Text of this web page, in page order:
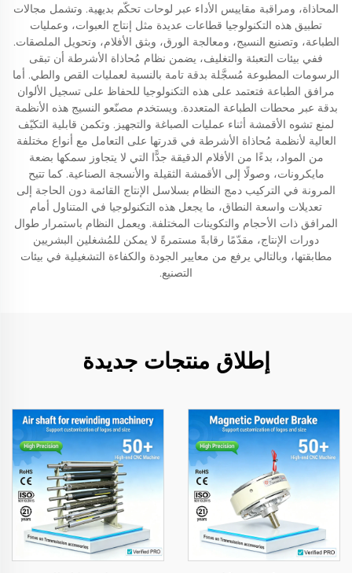
المحاذاة، ومراقبة مقاييس الأداء عبر لوحات تحكّم بديهية. وتشمل مجالات
تطبيق هذه التكنولوجيا قطاعات عديدة مثل إنتاج العبوات، وعمليات
الطباعة، وتصنيع النسيج، ومعالجة الورق، وبثق الأفلام، وتحويل الملصقات.
ففي بيئات التعبئة والتغليف، يضمن نظام مُحاذاة الأشرطة أن تبقى
الرسومات المطبوعة مُسجَّلة بدقة تامة بالنسبة لعمليات القص والطي. أما
مرافق الطباعة فتعتمد على هذه التكنولوجيا للحفاظ على تسجيل الألوان
بدقة عبر محطات الطباعة المتعددة. ويستخدم مصنّعو النسيج هذه الأنظمة
لمنع تشوه الأقمشة أثناء عمليات الصباغة والتجهيز. وتكمن قابلية التكيّف
العالية لأنظمة مُحاذاة الأشرطة في قدرتها على التعامل مع أنواع مختلفة
من المواد، بدءًا من الأفلام الدقيقة جدًّا التي لا يتجاوز سمكها بضعة
مايكرونات، وصولًا إلى الأقمشة الثقيلة والأنسجة الصناعية. كما تتيح
المرونة في التركيب دمج النظام بسلاسل الإنتاج القائمة دون الحاجة إلى
تعديلات واسعة النطاق، ما يجعل هذه التكنولوجيا في المتناول أمام
المرافق ذات الأحجام والتكوينات المختلفة. ويعمل النظام باستمرار طوال
دورات الإنتاج، مقدّمًا رقابةً مستمرةً لا يمكن للمُشغلين البشريين
مطابقتها، وبالتالي يرفع من معايير الجودة والكفاءة التشغيلية في بيئات
التصنيع.
إطلاق منتجات جديدة